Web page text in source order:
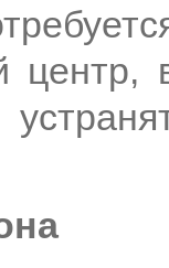
центр,